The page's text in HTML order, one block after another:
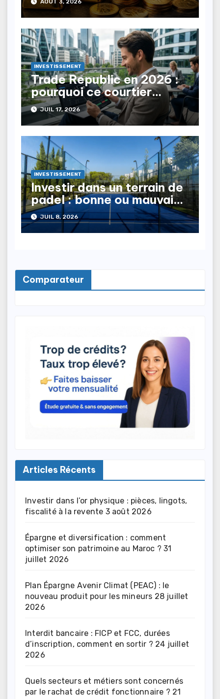
AOÛT 3, 2026
INVESTISSEMENT
Trade Republic en 2026 :
pourquoi ce courtier
séduit les investisseurs
particuliers?
JUIL 17, 2026
INVESTISSEMENT
Investir dans un terrain de
padel : bonne ou mauvaise
idée ?
JUIL 8, 2026
Comparateur
Articles Récents
Investir dans l’or physique : pièces, lingots,
fiscalité à la revente 3 août 2026
Épargne et diversification : comment
optimiser son patrimoine au Maroc ? 31
juillet 2026
Plan Épargne Avenir Climat (PEAC) : le
nouveau produit pour les mineurs 28 juillet
2026
Interdit bancaire : FICP et FCC, durées
d’inscription, comment en sortir ? 24 juillet
2026
Quels secteurs et métiers sont concernés
par le rachat de crédit fonctionnaire ? 21